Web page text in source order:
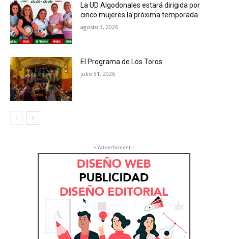
La UD Algodonales estará dirigida por
cinco mujeres la próxima temporada
agosto 3, 2026
El Programa de Los Toros
julio 31, 2026
- Advertisment -